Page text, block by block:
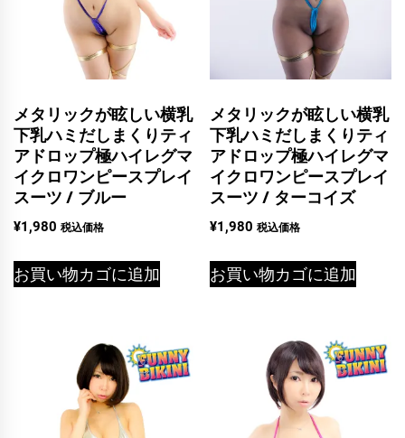
メタリックが眩しい横乳
下乳ハミだしまくりティ
アドロップ極ハイレグマ
イクロワンピースプレイ
スーツ / ブルー
¥1,980 税込価格
お買い物カゴに追加
メタリックが眩しい横乳
下乳ハミだしまくりティ
アドロップ極ハイレグマ
イクロワンピースプレイ
スーツ / ターコイズ
¥1,980 税込価格
お買い物カゴに追加